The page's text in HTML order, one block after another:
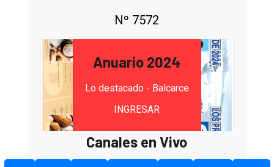
Nº 7572
Anuario 2024
Lo destacado - Balcarce
INGRESAR
Canales en Vivo